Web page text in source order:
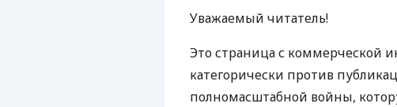
Уважаемый читатель!
Это страница с коммерческой
категорически против
полномасштабной войны,